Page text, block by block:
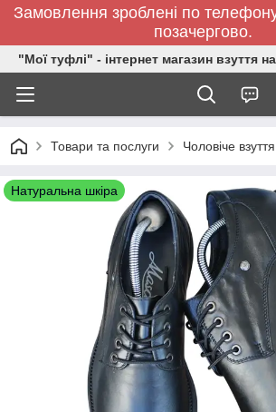
Замовлення зроблені по
позачергово.
"Мої туфлі" - інтернет магазин взуття
Товари та послуги Чоловіче
Натуральна шкіра